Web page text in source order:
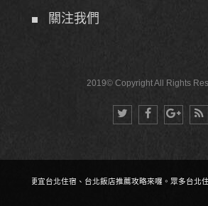
關注我們
2019© Copyright All Rights
超夯又便宜台北住宿、台北飯店推薦攻略來囉。眾多台北